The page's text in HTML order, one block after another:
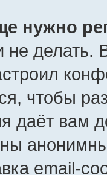
нужно
делать.
чтобы
даёт вам
email-